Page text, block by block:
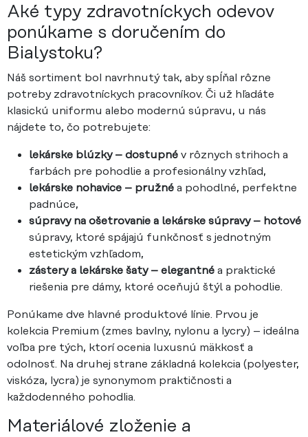
Aké typy zdravotníckych odevov
ponúkame s doručením do
Bialystoku?
Náš sortiment bol navrhnutý tak, aby spĺňal rôzne
potreby zdravotníckych pracovníkov. Či už hľadáte
klasickú uniformu alebo modernú súpravu, u nás
nájdete to, čo potrebujete:
lekárske blúzky – dostupné v rôznych strihoch a
farbách pre pohodlie a profesionálny vzhľad,
lekárske nohavice – pružné a pohodlné, perfektne
padnúce,
súpravy na ošetrovanie a lekárske súpravy – hotové
súpravy, ktoré spájajú funkčnosť s jednotným
estetickým vzhľadom,
zástery a lekárske šaty – elegantné a praktické
riešenia pre dámy, ktoré oceňujú štýl a pohodlie.
Ponúkame dve hlavné produktové línie. Prvou je
kolekcia Premium (zmes bavlny, nylonu a lycry) – ideálna
voľba pre tých, ktorí ocenia luxusnú mäkkosť a
odolnosť. Na druhej strane základná kolekcia (polyester,
viskóza, lycra) je synonymom praktičnosti a
každodenného pohodlia.
Materiálové zloženie a